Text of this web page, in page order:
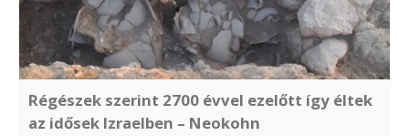
Régészek szerint 2700 évvel ezelőtt így éltek
az idősek Izraelben – Neokohn